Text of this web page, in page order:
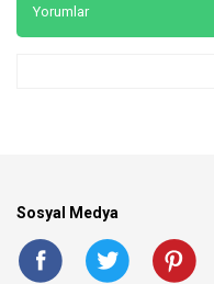
Yorumlar
Sosyal Medya